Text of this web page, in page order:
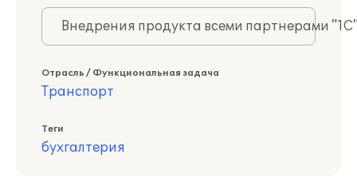
Внедрения продукта всеми партнерами
Отрасль / Функциональная задача
Транспорт
Теги
бухгалтерия